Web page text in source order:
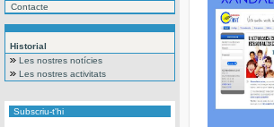
Contacte
Historial
Les nostres notícies
Les nostres activitats
Subscriu-t'hi